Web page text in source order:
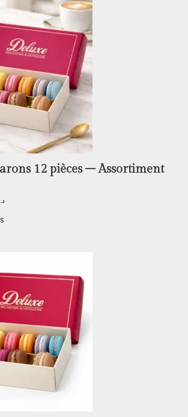
12 pièces – Assortiment